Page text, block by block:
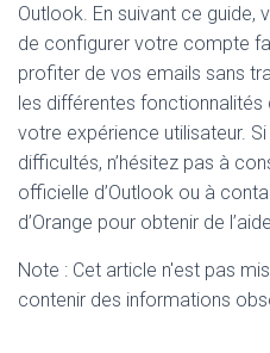
Outlook. En suivant ce guide,
de configurer votre compte
profiter de vos emails sans
les différentes fonctionnalités
votre expérience utilisateur.
difficultés, n’hésitez pas à
officielle d’Outlook ou à
d’Orange pour obtenir de
Note : Cet article n'est pas
contenir des informations